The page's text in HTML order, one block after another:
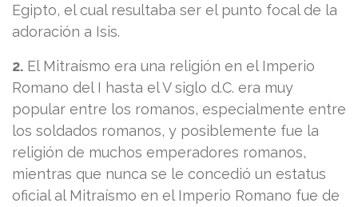
Egipto, el cual resultaba ser el punto focal de la
adoración a Isis.
2. El Mitraísmo era una religión en el Imperio
Romano del I hasta el V siglo d.C. era muy
popular entre los romanos, especialmente entre
los soldados romanos, y posiblemente fue la
religión de muchos emperadores romanos,
mientras que nunca se le concedió un estatus
oficial al Mitraísmo en el Imperio Romano fue de